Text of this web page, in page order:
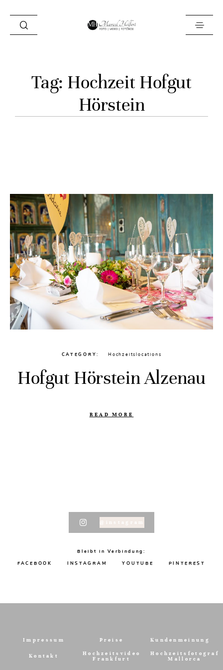
Video
Tag: Hochzeit Hofgut
Hörstein
CATEGORY Hochzeitslocations
Hofgut Hörstein Alzenau
READ MORE
@instagram
Bleibt in Verbindung:
FACEBOOK
INSTAGRAM YOUTUBE PINTEREST
Impressum Preise Kundenmeinung
Kontakt
Hochzeitsvideo
Frankfurt
Hochzeitsfotograf
Mallorca